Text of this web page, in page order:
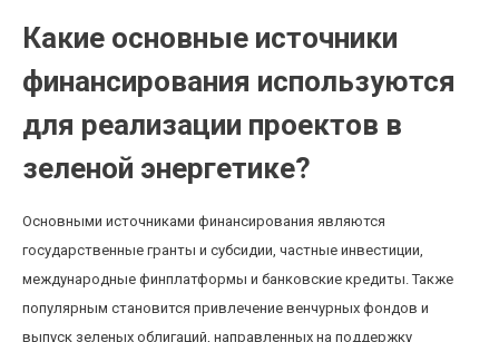
Какие основные источники
финансирования используются
для реализации проектов в
зеленой энергетике?
Основными источниками финансирования являются
государственные гранты и субсидии, частные инвестиции,
международные финплатформы и банковские кредиты. Также
популярным становится привлечение венчурных фондов и
выпуск зеленых облигаций, направленных на поддержку